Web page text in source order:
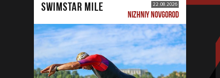
SWIMSTAR MILE 22.08.2026
NIZHNIY NOVGOROD